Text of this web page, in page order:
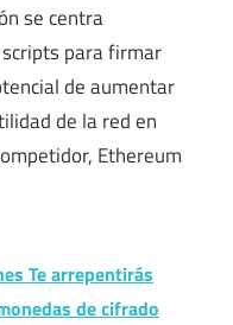
se centra
para firmar
de aumentar
de la red en
Ethereum
Te arrepentirás
de cifrado